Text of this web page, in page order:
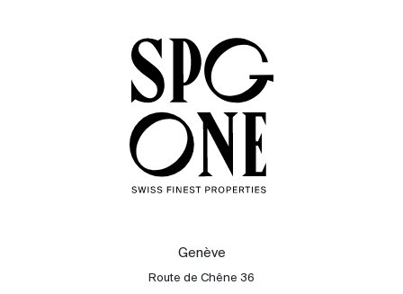
Genève
Route de Chêne 36